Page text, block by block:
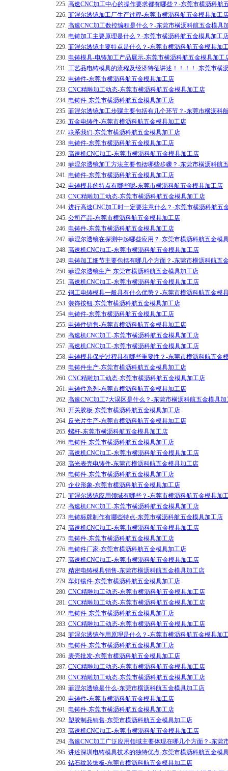
225. 高速CNC加工中心的操作要求都有哪些？-东莞市横沥科航
226. 菲涅尔透镜加工厂生产过程-东莞市横沥科航五金模具加工
227. 高速CNC加工数控编程是什么？-东莞市横沥科航五金模具
228. 电铸加工主要原理是什么？-东莞市横沥科航五金模具加工
229. 菲涅尔透镜主要特点是什么？-东莞市横沥科航五金模具加
230. 电铸模具-电铸加工产品展示-东莞市横沥科航五金模具加工
231. 工艺品电铸模具的流程及经济特征讲述！！！！-东莞市横
232. 电铸件-东莞市横沥科航五金模具加工店
233. CNC精雕加工动态-东莞市横沥科航五金模具加工店
234. 电铸件-东莞市横沥科航五金模具加工店
235. 菲涅尔透镜加工步骤主要包括有几个环节？-东莞市横沥科
236. 五金电铸件-东莞市横沥科航五金模具加工店
237. 联系我们-东莞市横沥科航五金模具加工店
238. 电铸件-东莞市横沥科航五金模具加工店
239. 高速机CNC加工-东莞市横沥科航五金模具加工店
240. 菲涅尔透镜加工方法主要包括哪些步骤？-东莞市横沥科航
241. 电铸件-东莞市横沥科航五金模具加工店
242. 电铸模具的特点有哪些呢-东莞市横沥科航五金模具加工店
243. CNC精雕加工动态-东莞市横沥科航五金模具加工店
244. 进行高速CNC加工时一定要注意什么？-东莞市横沥科航五
245. 公司产品-东莞市横沥科航五金模具加工店
246. 电铸件-东莞市横沥科航五金模具加工店
247. 菲涅尔透镜在探测中起哪些应用？-东莞市横沥科航五金模
248. 高速机CNC加工-东莞市横沥科航五金模具加工店
249. 电铸加工细节主要包括有哪几个方面？-东莞市横沥科航五
250. 菲涅尔透镜生产-东莞市横沥科航五金模具加工店
251. 高速机CNC加工-东莞市横沥科航五金模具加工店
252. 铜工电铸模具一般具有什么优势？-东莞市横沥科航五金模
253. 装饰按钮-东莞市横沥科航五金模具加工店
254. 电铸件-东莞市横沥科航五金模具加工店
255. 电铸件销售-东莞市横沥科航五金模具加工店
256. 高速机CNC加工-东莞市横沥科航五金模具加工店
257. 高速机CNC加工-东莞市横沥科航五金模具加工店
258. 电铸模具保护过程具有哪些重要性？-东莞市横沥科航五金
259. 电铸件生产-东莞市横沥科航五金模具加工店
260. CNC精雕加工动态-东莞市横沥科航五金模具加工店
261. 电铸件系列-东莞市横沥科航五金模具加工店
262. 高速CNC加工7大误区是什么？-东莞市横沥科航五金模具加
263. 开关胶板-东莞市横沥科航五金模具加工店
264. 反光片生产-东莞市横沥科航五金模具加工店
265. 螺杆-东莞市横沥科航五金模具加工店
266. 电铸件-东莞市横沥科航五金模具加工店
267. 高速机CNC加工-东莞市横沥科航五金模具加工店
268. 高光表壳电铸件-东莞市横沥科航五金模具加工店
269. 电铸件-东莞市横沥科航五金模具加工店
270. 企业形象-东莞市横沥科航五金模具加工店
271. 菲涅尔透镜应用领域有哪些？-东莞市横沥科航五金模具加
272. 高速机CNC加工-东莞市横沥科航五金模具加工店
273. 电铸标牌制作有哪些特点-东莞市横沥科航五金模具加工店
274. 高速机CNC加工-东莞市横沥科航五金模具加工店
275. 电铸件-东莞市横沥科航五金模具加工店
276. 电铸件厂家-东莞市横沥科航五金模具加工店
277. 高速机CNC加工-东莞市横沥科航五金模具加工店
278. 精密电铸模具销售-东莞市横沥科航五金模具加工店
279. 车灯镶件-东莞市横沥科航五金模具加工店
280. CNC精雕加工动态-东莞市横沥科航五金模具加工店
281. CNC精雕加工动态-东莞市横沥科航五金模具加工店
282. 电铸件-东莞市横沥科航五金模具加工店
283. CNC精雕加工动态-东莞市横沥科航五金模具加工店
284. 菲涅尔透镜作用原理是什么？-东莞市横沥科航五金模具加
285. 电铸件-东莞市横沥科航五金模具加工店
286. 表壳批发-东莞市横沥科航五金模具加工店
287. CNC精雕加工动态-东莞市横沥科航五金模具加工店
288. CNC精雕加工动态-东莞市横沥科航五金模具加工店
289. 菲涅尔透镜是什么-东莞市横沥科航五金模具加工店
290. 电铸件-东莞市横沥科航五金模具加工店
291. 电铸件-东莞市横沥科航五金模具加工店
292. 塑胶制品销售-东莞市横沥科航五金模具加工店
293. 高速机CNC加工-东莞市横沥科航五金模具加工店
294. 高速CNC加工广泛应用领域主要体现在哪几个方面？-东莞
295. 讲述深圳电铸模具技术的独特优点-东莞市横沥科航五金模
296. 钻石纹装饰板-东莞市横沥科航五金模具加工店